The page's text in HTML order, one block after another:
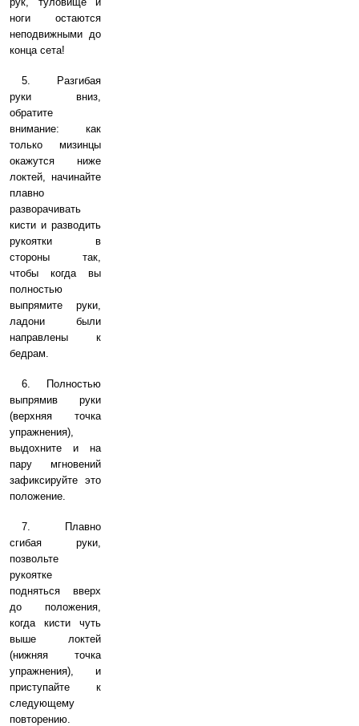
ноги остаются
неподвижными до
конца сета!
5. Разгибая
руки вниз,
обратите
внимание: как
только мизинцы
окажутся ниже
локтей, начинайте
плавно
разворачивать
кисти и разводить
рукоятки в
стороны так,
чтобы когда вы
полностью
выпрямите руки,
ладони были
направлены к
бедрам.
6. Полностью
выпрямив руки
(верхняя точка
упражнения),
выдохните и на
пару мгновений
зафиксируйте это
положение.
7. Плавно
сгибая руки,
позвольте
рукоятке
подняться вверх
до положения,
когда кисти чуть
выше локтей
(нижняя точка
упражнения), и
приступайте к
следующему
повторению.